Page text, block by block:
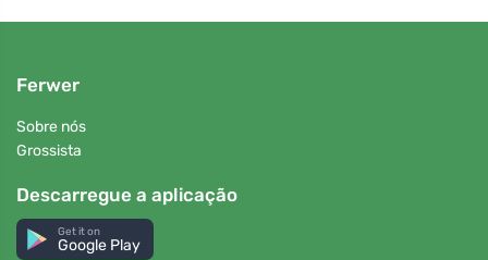
Ferwer
Sobre nós
Grossista
Descarregue a aplicação
Get it on
Google Play